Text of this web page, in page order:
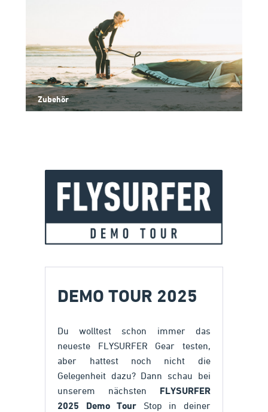
Zubehör
DEMO TOUR 2025
Du wolltest schon immer das
neueste FLYSURFER Gear testen,
aber hattest noch nicht die
Gelegenheit dazu? Dann schau bei
unserem nächsten FLYSURFER
2025 Demo Tour Stop in deiner